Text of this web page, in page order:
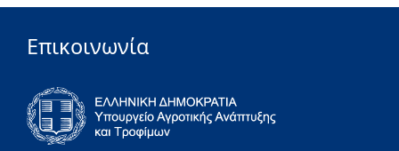
Επικοινωνία